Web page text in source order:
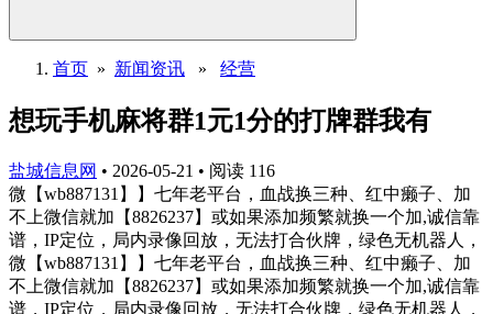
首页 » 新闻资讯 » 经营
想玩手机麻将群1元1分的打牌群我有
盐城信息网 • 2026-05-21 • 阅读 116
微【wb887131】】七年老平台，血战换三种、红中癞子、加
不上微信就加【8826237】或如果添加频繁就换一个加,诚信靠
谱，IP定位，局内录像回放，无法打合伙牌，绿色无机器人，
微【wb887131】】七年老平台，血战换三种、红中癞子、加
不上微信就加【8826237】或如果添加频繁就换一个加,诚信靠
谱，IP定位，局内录像回放，无法打合伙牌，绿色无机器人，